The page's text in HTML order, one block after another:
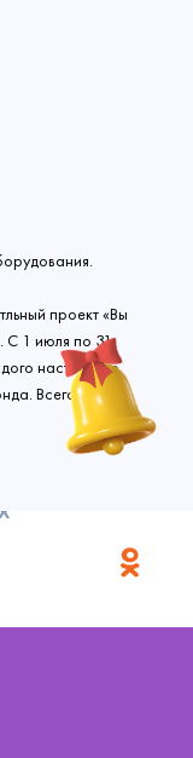
проект «Вы
С 1 июля по 31
настенного
Всего был
с